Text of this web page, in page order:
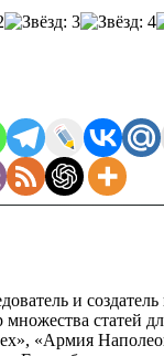
и
множества статей
«Армия